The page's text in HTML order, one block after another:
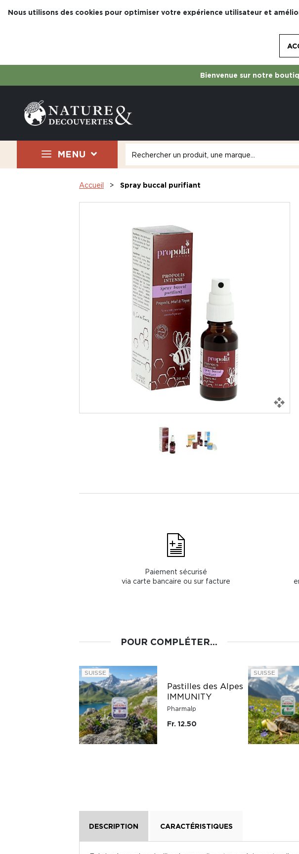
Nous utilisons des cookies pour optimiser votre expérience utilisateur et
Bienvenue sur notre
MENU
Accueil Spray buccal purifiant
Paiement sécurisé
via carte bancaire ou sur facture
POUR COMPLÉTER...
SUISSE
Pastilles des Alpes
IMMUNITY
Pharmalp
Fr. 12.50
SUISSE
DESCRIPTION CARACTÉRISTIQUES